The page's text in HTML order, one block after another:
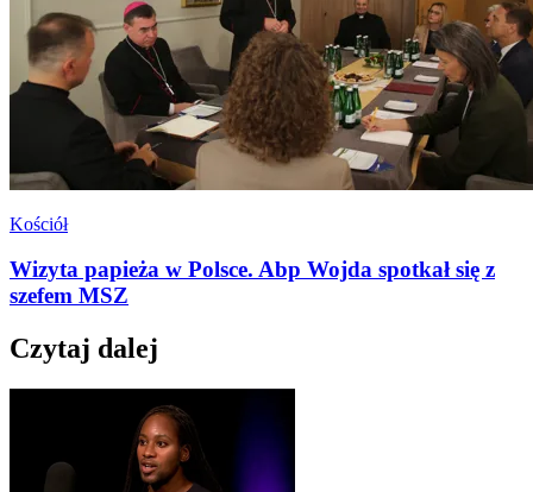
Kościół
Wizyta papieża w Polsce. Abp Wojda spotkał się z
szefem MSZ
Czytaj dalej